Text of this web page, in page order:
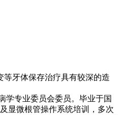
等牙体保存治疗具有较深的造
学专业委员会委员。毕业于国
显微根管操作系统培训，多次